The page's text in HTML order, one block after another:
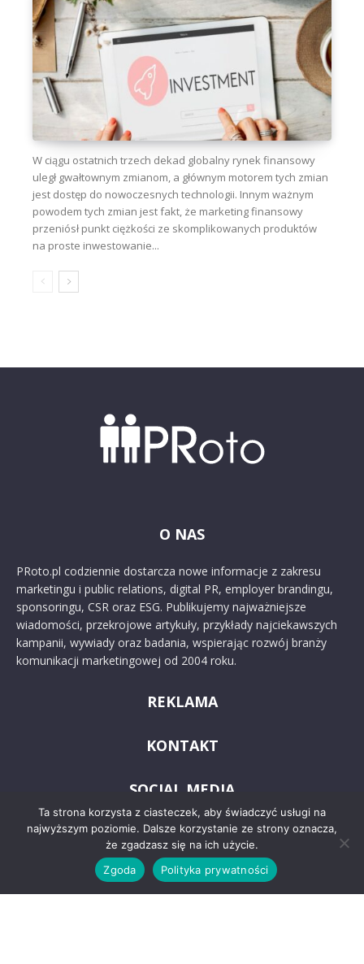
W ciągu ostatnich trzech dekad globalny rynek finansowy
uległ gwałtownym zmianom, a głównym motorem tych zmian
jest dostęp do nowoczesnych technologii. Innym ważnym
powodem tych zmian jest fakt, że marketing finansowy
przeniósł punkt ciężkości ze skomplikowanych produktów
na proste inwestowanie...
O NAS
PRoto.pl codziennie dostarcza nowe informacje z zakresu
marketingu i public relations, digital PR, employer brandingu,
sponsoringu, CSR oraz ESG. Publikujemy najważniejsze
wiadomości, przekrojowe artykuły, przykłady najciekawszych
kampanii, wywiady oraz badania, wspierając rozwój branży
komunikacji marketingowej od 2004 roku.
REKLAMA
KONTAKT
SOCIAL MEDIA
Ta strona korzysta z ciasteczek, aby świadczyć usługi na
najwyższym poziomie. Dalsze korzystanie ze strony oznacza,
że zgadzasz się na ich użycie.
Zgoda
Polityka prywatności